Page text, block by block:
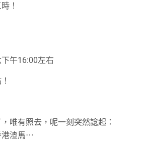
！
午16:00左右
唯有照去，呢一刻突然諗起：
港渣馬⋯